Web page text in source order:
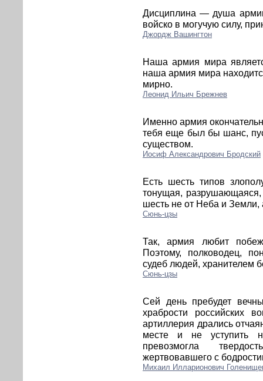
Дисциплина — душа
войско в могучую силу,
Джордж Вашингтон
Наша армия мира
наша армия мира
мирно.
Леонид Ильич Брежнев
Именно армия
тебя еще был бы шанс,
существом.
Иосиф Александрович Бродский
Есть шесть типов
тонущая,
шесть не от Неба и Земли,
Сюнь-цзы
Так, армия любит
Поэтому, полководец,
судеб людей, хранителем
Сюнь-цзы
Сей день пребудет
храбрости российских
артиллерия дрались
месте и не уступить
превозмогла
жертвовавшего с
Михаил Илларионович